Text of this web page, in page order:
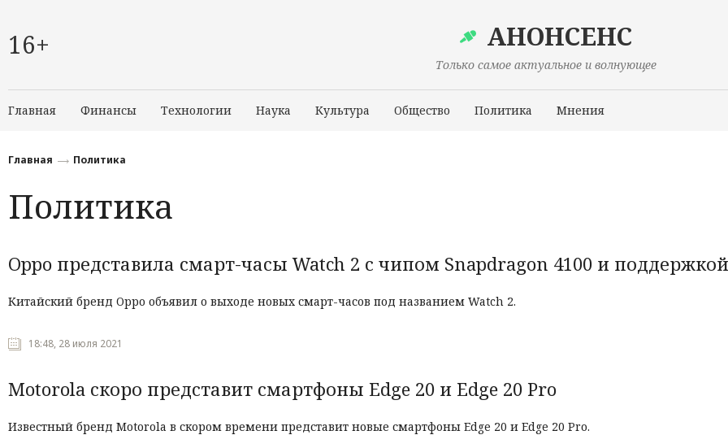
16+ АНОНСЕНС
Только самое актуальное и волнующее
Главная Финансы Технологии Наука Культура Общество Политика Мнения
Главная Политика
Политика
Oppo представила смарт-часы Watch 2 с чипом Snapdragon 4100 и
Китайский бренд Oppo объявил о выходе новых смарт-часов под названием Watch 2.
18:48, 28 июля 2021
Motorola скоро представит смартфоны Edge 20 и Edge 20 Pro
Известный бренд Motorola в скором времени представит новые смартфоны Edge 20 и Edge 20 Pro.